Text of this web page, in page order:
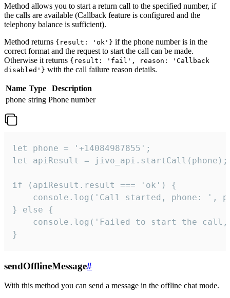
Method allows you to start a return call to the specified number, if
the calls are available (Callback feature is configured and the
telephony balance is sufficient).
Method returns {result: 'ok'} if the phone number is in the
correct format and the request to start the call can be made.
Otherwise it returns {result: 'fail', reason: 'Callback
disabled'} with the call failure reason details.
Name Type
Description
phone string Phone number
let phone = '+14084987855';
let apiResult = jivo_api.startCall(phone);
if (apiResult.result === 'ok') {
console.log('Call started, phone: ',
} else {
console.log('Failed to start the
}
sendOfflineMessage#
With this method you can send a message in the offline chat mode.